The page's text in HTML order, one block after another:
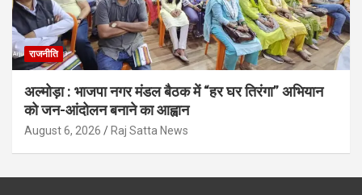
राजनीति
अल्मोड़ा : भाजपा नगर मंडल बैठक में “हर घर तिरंगा” अभियान
को जन-आंदोलन बनाने का आह्वान
August 6, 2026 Raj Satta News